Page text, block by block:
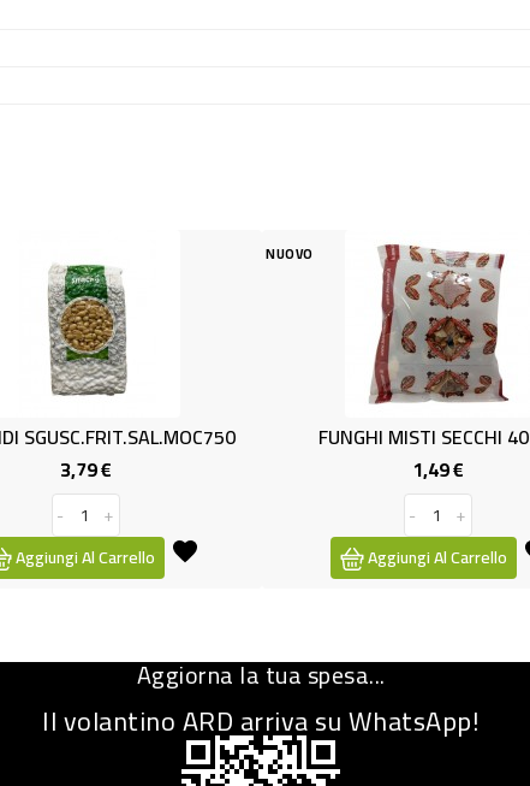
FUNGHI MISTI SECCHI 40GR.
Aggiungi Al Carrello
NUOVO
Aggiorna la tua spesa...
Il volantino ARD arriva su WhatsApp!